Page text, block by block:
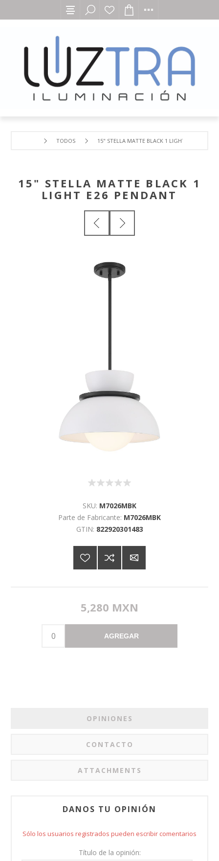
TODOS 15" STELLA MATTE BLACK 1 LIGHT E26
15" STELLA MATTE BLACK 1
LIGHT E26 PENDANT
SKU: M7026MBK
Parte de Fabricante: M7026MBK
GTIN: 822920301483
5,280 MXN
AGREGAR
OPINIONES
CONTACTO
ATTACHMENTS
DANOS TU OPINIÓN
Sólo los usuarios registrados pueden escribir comentarios
Título de la opinión: